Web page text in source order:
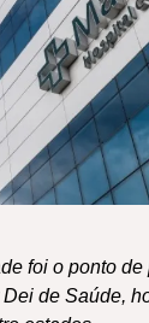
foi o ponto de
de Saúde,